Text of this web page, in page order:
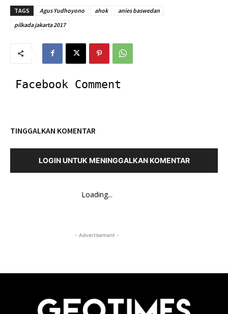
TAGS Agus Yudhoyono ahok
anies baswedan
pilkada jakarta 2017
Facebook Comment
TINGGALKAN KOMENTAR
LOGIN UNTUK MENINGGALKAN KOMENTAR
Loading...
- Advertisement -